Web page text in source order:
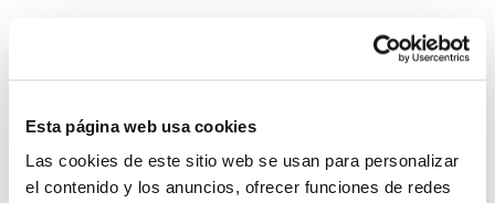
Esta página web usa cookies
Las cookies de este sitio web se usan para personalizar
el contenido y los anuncios, ofrecer funciones de redes